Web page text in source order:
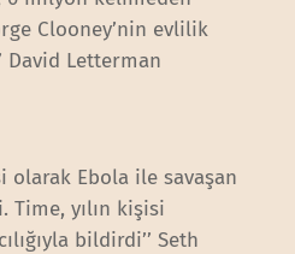
Clooney’nin evlilik
David Letterman
olarak Ebola ile savaşan
Time, yılın kişisi
bildirdi’’ Seth